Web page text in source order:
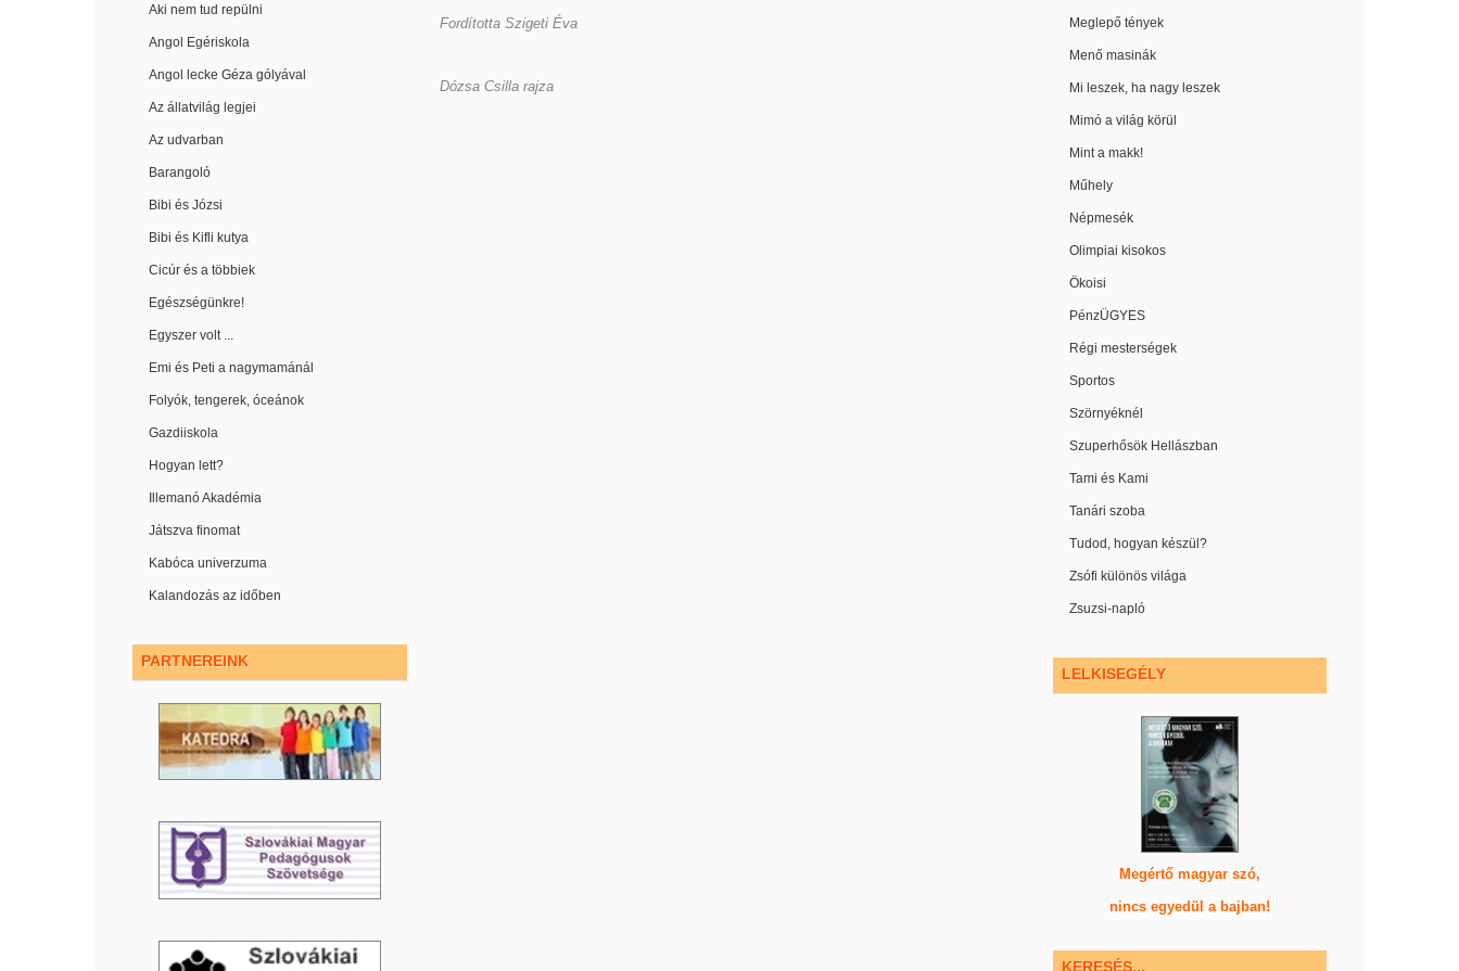
Fordította Szigeti Éva
Dózsa Csilla rajza
Aki nem tud repülni
Angol Egériskola
Angol lecke Géza gólyával
Az állatvilág legjei
Az udvarban
Barangoló
Bibi és Józsi
Bibi és Kifli kutya
Cicúr és a többiek
Egészségünkre!
Egyszer volt ...
Emi és Peti a nagymamánál
Folyók, tengerek, óceánok
Gazdiiskola
Hogyan lett?
Illemanó Akadémia
Játszva finomat
Kabóca univerzuma
Kalandozás az időben
PARTNEREINK
Meglepő tények
Menő masinák
Mi leszek, ha nagy leszek
Mimó a világ körül
Mint a makk!
Műhely
Népmesék
Olimpiai kisokos
Ökoisi
PénzÜGYES
Régi mesterségek
Sportos
Szörnyéknél
Szuperhősök Hellászban
Tami és Kami
Tanári szoba
Tudod, hogyan készül?
Zsófi különös világa
Zsuzsi-napló
LELKISEGÉLY
Megértő magyar szó,
nincs egyedül a bajban!
KERESÉS...